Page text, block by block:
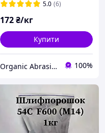
1,0- 1,2 мм, вага 10 кг
5.0 (6)
172₴/кг
Купити
Organic Abrasives 100%